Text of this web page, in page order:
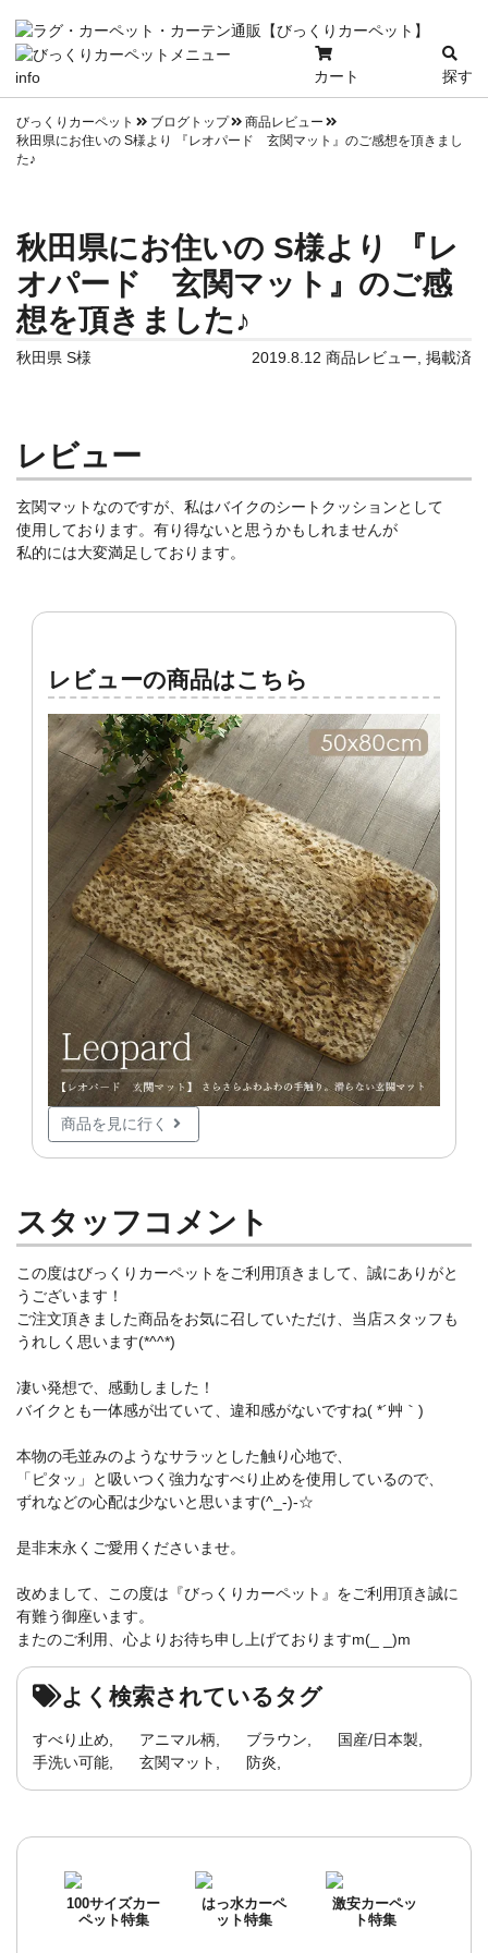
info カート 探す
びっくりカーペット ブログトップ
商品レビュー
秋田県にお住いの S様より 『レオパード 玄関マット』のご感想を頂きまし
た♪
秋田県にお住いの S様より 『レ
オパード 玄関マット』のご感
想を頂きました♪
秋田県 S様 2019.8.12 商品レビュー 掲載済
レビュー
玄関マットなのですが、私はバイクのシートクッションとして
使用しております。有り得ないと思うかもしれませんが
私的には大変満足しております。
レビューの商品はこちら
商品を見に行く
スタッフコメント
この度はびっくりカーペットをご利用頂きまして、誠にありがと
うございます！
ご注文頂きました商品をお気に召していただけ、当店スタッフも
うれしく思います(*^^*)
凄い発想で、感動しました！
バイクとも一体感が出ていて、違和感がないですね( *´艸｀)
本物の毛並みのようなサラッとした触り心地で、
「ピタッ」と吸いつく強力なすべり止めを使用しているので、
ずれなどの心配は少ないと思います(^_-)-☆
是非末永くご愛用くださいませ。
改めまして、この度は『びっくりカーペット』をご利用頂き誠に
有難う御座います。
またのご利用、心よりお待ち申し上げておりますm(_ _)m
よく検索されているタグ
すべり止め アニマル柄 ブラウン
国産/日本製
手洗い可能
玄関マット 防炎
100サイズカー
ペット特集
はっ水カーペ
ット特集
激安カーペッ
ト特集